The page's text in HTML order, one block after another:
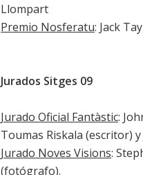
Llompart
Premio Nosferatu: Jack
Jurados Sitges 09
Jurado Oficial Fantàstic:
Toumas Riskala (escritor)
Jurado Noves Visions:
(fotógrafo).